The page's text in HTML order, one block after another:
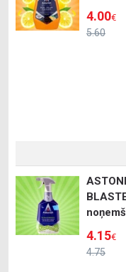
5.60
4.00€
4.75
4.15€